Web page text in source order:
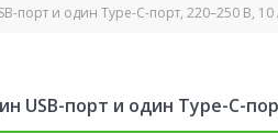
порт и один Type-C-порт, 220–250 В,
USB-порт и один Type-C-